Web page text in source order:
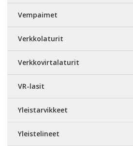
Vempaimet
Verkkolaturit
Verkkovirtalaturit
VR-lasit
Yleistarvikkeet
Yleistelineet